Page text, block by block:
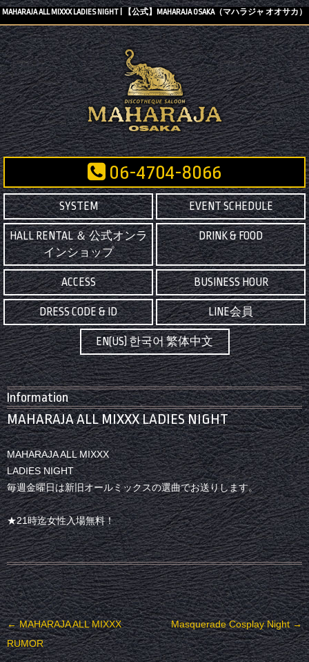
MAHARAJA ALL MIXXX LADIES NIGHT | 【公式】MAHARAJA OSAKA（マハラジャ オオサカ）
06-4704-8066
SYSTEM EVENT SCHEDULE
HALL RENTAL ＆ 公式オンラ
インショップ
DRINK & FOOD
ACCESS BUSINESS HOUR
DRESS CODE & ID LINE会員
EN(US) 한국어 繁体中文
Information
MAHARAJA ALL MIXXX LADIES NIGHT
MAHARAJA ALL MIXXX
LADIES NIGHT
毎週金曜日は新旧オールミックスの選曲でお送りします。
★21時迄女性入場無料！
投稿ナビゲーション
←MAHARAJA ALL MIXXX
RUMOR
Masquerade Cosplay Night→